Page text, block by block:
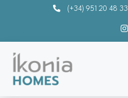
(+34) 951 20 48 33